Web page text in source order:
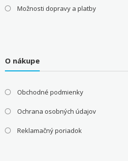
Možnosti dopravy a platby
O nákupe
Obchodné podmienky
Ochrana osobných údajov
Reklamačný poriadok